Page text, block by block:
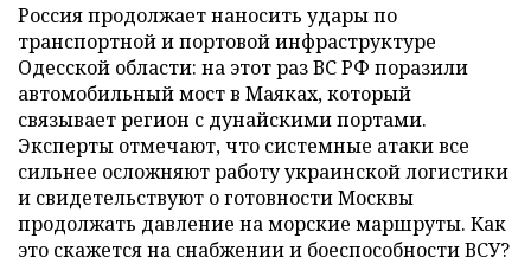
Россия продолжает наносить удары по
транспортной и портовой инфраструктуре
Одесской области: на этот раз ВС РФ поразили
автомобильный мост в Маяках, который
связывает регион с дунайскими портами.
Эксперты отмечают, что системные атаки все
сильнее осложняют работу украинской логистики
и свидетельствуют о готовности Москвы
продолжать давление на морские маршруты. Как
это скажется на снабжении и боеспособности ВСУ?